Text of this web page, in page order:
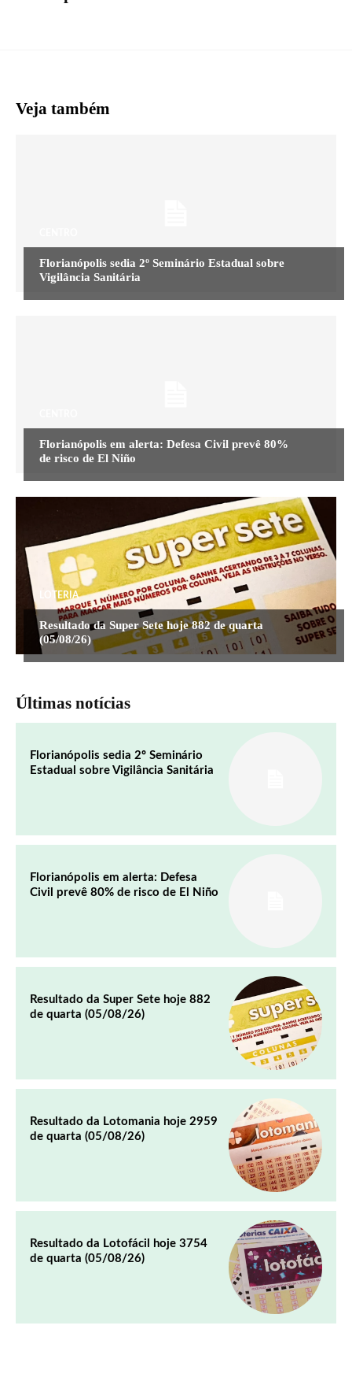
Veja também
Florianópolis sedia 2º Seminário Estadual sobre
Vigilância Sanitária
Florianópolis em alerta: Defesa Civil prevê 80%
de risco de El Niño
LOTERIA
Resultado da Super Sete hoje 882 de quarta
(05/08/26)
Últimas notícias
Florianópolis sedia 2º Seminário
Estadual sobre Vigilância Sanitária
Florianópolis em alerta: Defesa
Civil prevê 80% de risco de El Niño
Resultado da Super Sete hoje 882
de quarta (05/08/26)
Resultado da Lotomania hoje 2959
de quarta (05/08/26)
Resultado da Lotofácil hoje 3754
de quarta (05/08/26)